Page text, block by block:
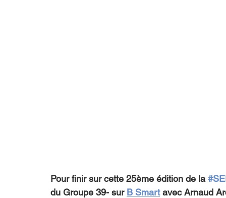
Pour finir sur cette 25ème édition de la
du Groupe 39- sur B Smart avec Arnaud